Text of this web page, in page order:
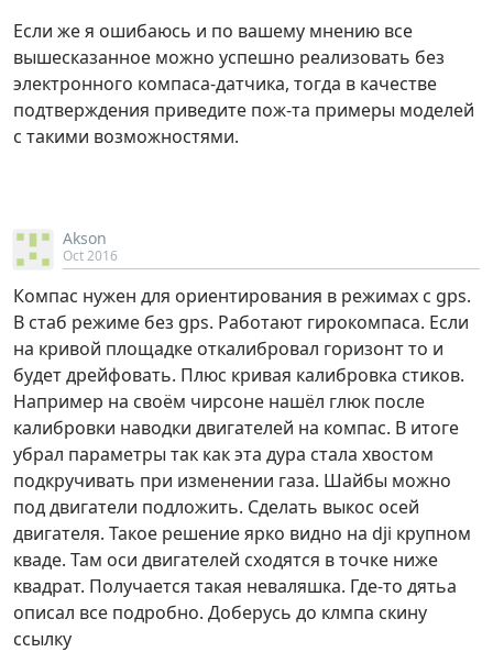
Если же я ошибаюсь и по вашему мнению все
вышесказанное можно успешно реализовать без
электронного компаса-датчика, тогда в качестве
подтверждения приведите пож-та примеры моделей
с такими возможностями.
Akson
Oct 2016
Компас нужен для ориентирования в режимах с gps.
В стаб режиме без gps. Работают гирокомпаса. Если
на кривой площадке откалибровал горизонт то и
будет дрейфовать. Плюс кривая калибровка стиков.
Например на своём чирсоне нашёл глюк после
калибровки наводки двигателей на компас. В итоге
убрал параметры так как эта дура стала хвостом
подкручивать при изменении газа. Шайбы можно
под двигатели подложить. Сделать выкос осей
двигателя. Такое решение ярко видно на dji крупном
кваде. Там оси двигателей сходятся в точке ниже
квадрат. Получается такая неваляшка. Где-то дятьа
описал все подробно. Доберусь до клмпа скину
ссылку